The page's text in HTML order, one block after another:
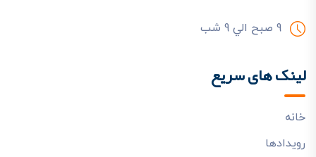
9 صبح الي 9 شب
لینک های سریع
خانه
رويدادها